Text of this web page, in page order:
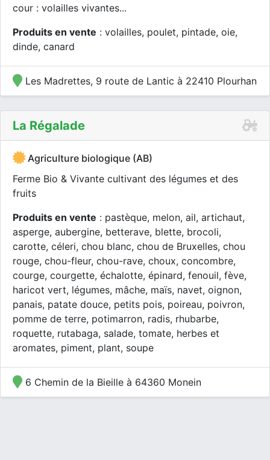
cour : volailles vivantes...
Produits en vente : volailles, poulet, pintade, oie,
dinde, canard
Les Madrettes, 9 route de Lantic à 22410 Plourhan
La Régalade
Agriculture biologique (AB)
Ferme Bio & Vivante cultivant des légumes et des
fruits
Produits en vente : pastèque, melon, ail, artichaut,
asperge, aubergine, betterave, blette, brocoli,
carotte, céleri, chou blanc, chou de Bruxelles, chou
rouge, chou-fleur, chou-rave, choux, concombre,
courge, courgette, échalotte, épinard, fenouil, fève,
haricot vert, légumes, mâche, maïs, navet, oignon,
panais, patate douce, petits pois, poireau, poivron,
pomme de terre, potimarron, radis, rhubarbe,
roquette, rutabaga, salade, tomate, herbes et
aromates, piment, plant, soupe
6 Chemin de la Bieille à 64360 Monein